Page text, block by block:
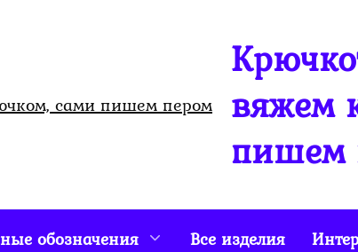
вяжем
пишем
обозначения Все изделия